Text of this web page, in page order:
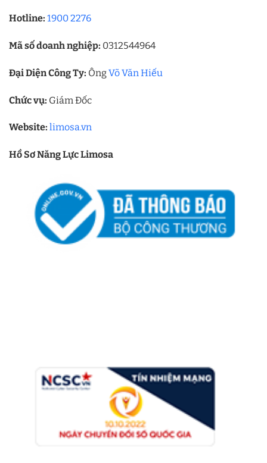
Hotline: 1900 2276
Mã số doanh nghiệp: 0312544964
Đại Diện Công Ty: ÔngVõ Văn Hiếu
Chức vụ: Giám Đốc
Website: limosa.vn
Hồ Sơ Năng Lực Limosa